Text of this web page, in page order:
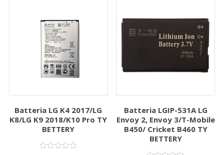
Batteria LG K4 2017/LG
K8/LG K9 2018/K10 Pro TY
BETTERY
Batteria LGIP-531A LG
Envoy 2, Envoy 3/T-Mobile
B450/ Cricket B460 TY
BETTERY